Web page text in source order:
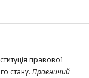
правової
стану. Правничий